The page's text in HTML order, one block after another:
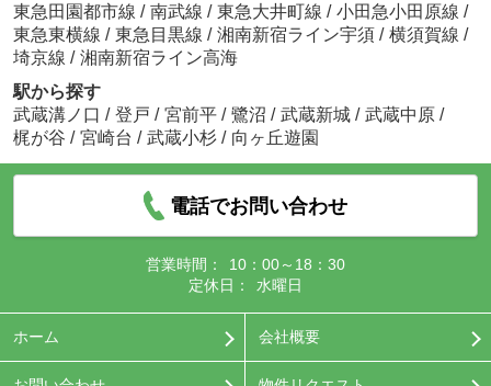
東急田園都市線 / 南武線 / 東急大井町線 / 小田急小田原線 /
東急東横線 / 東急目黒線 / 湘南新宿ライン宇須 / 横須賀線 /
埼京線 / 湘南新宿ライン高海
駅から探す
武蔵溝ノ口 / 登戸 / 宮前平 / 鷺沼 / 武蔵新城 / 武蔵中原 /
梶が谷 / 宮崎台 / 武蔵小杉 / 向ヶ丘遊園
電話でお問い合わせ
営業時間：
10：00～18：30
定休日：
水曜日
ホーム 会社概要